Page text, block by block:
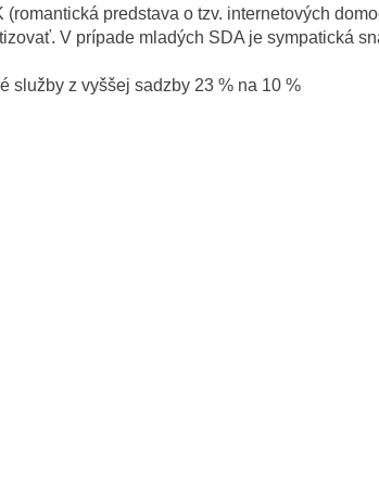
predstava o tzv. internetových
V prípade mladých SDA je sympatická
služby z vyššej sadzby 23 % na 10 %